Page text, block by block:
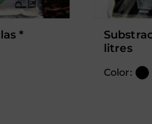
substracte akadama 14
litres
Color: